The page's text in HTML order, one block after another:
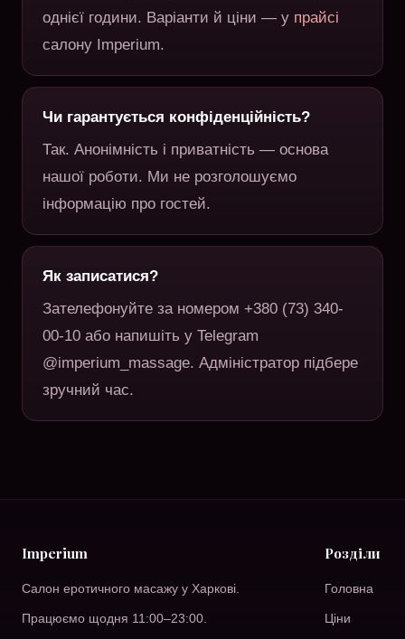
однієї години. Варіанти й ціни — у прайсі
салону Imperium.
Чи гарантується конфіденційність?
Так. Анонімність і приватність — основа
нашої роботи. Ми не розголошуємо
інформацію про гостей.
Як записатися?
Зателефонуйте за номером +380 (73) 340-
00-10 або напишіть у Telegram
@imperium_massage. Адміністратор підбере
зручний час.
Imperium
Салон еротичного масажу у Харкові.
Працюємо щодня 11:00–23:00.
Розділи
Головна
Ціни